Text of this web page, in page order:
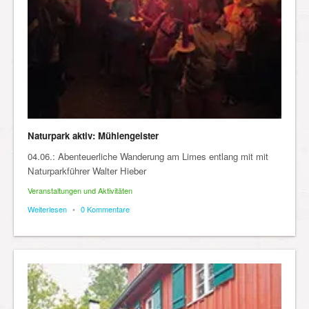
Naturpark aktiv: Mühlengeister
04.06.: Abenteuerliche Wanderung am Limes entlang mit mit
Naturparkführer Walter Hieber
Veranstaltungen und Aktivitäten
Weiterlesen • 0 Kommentare